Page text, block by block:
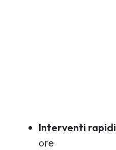
Interventi rapidi
ore